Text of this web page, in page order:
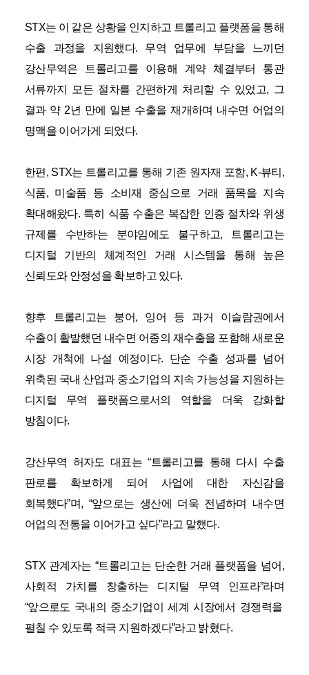
STX는 이 같은 상황을 인지하고 트롤리고 플랫폼을 통해
수출 과정을 지원했다. 무역 업무에 부담을 느끼던
강산무역은 트롤리고를 이용해 계약 체결부터 통관
서류까지 모든 절차를 간편하게 처리할 수 있었고, 그
결과 약 2년 만에 일본 수출을 재개하며 내수면 어업의
명맥을 이어가게 되었다.
한편 , STX는 트롤리고를 통해 기존 원자재 포함, K-뷰티 ,
식품, 미술품 등 소비재 중심으로 거래 품목을 지속
확대해왔다. 특히 식품 수출은 복잡한 인증 절차와 위생
규제를 수반하는 분야임에도 불구하고,
트롤리고는
디지털 기반의 체계적인 거래 시스템을 통해 높은
신뢰도와 안정성을 확보하고 있다.
향후 트롤리고는 붕어, 잉어 등 과거 이슬람권에서
수출이 활발했던 내수면 어종의 재수출을 포함해 새로운
시장 개척에 나설 예정이다. 단순 수출 성과를 넘어
위축된 국내 산업과 중소기업의 지속 가능성을 지원하는
디지털 무역 플랫폼으로서의 역할을 더욱 강화할
방침이다.
강산무역 허자도 대표는“트롤리고를 통해 다시 수출
판로를 확보하게 되어 사업에 대한 자신감을
회복했다”며, “앞으로는 생산에 더욱 전념하며 내수면
어업의 전통을 이어가고 싶다”라고 말했다.
STX 관계자는 “트롤리고는 단순한 거래 플랫폼을 넘어 ,
사회적 가치를 창출하는 디지털 무역 인프라”라며
“앞으로도 국내의 중소기업이 세계 시장에서 경쟁력을
펼칠 수 있도록 적극 지원하겠다”라고 밝혔다.